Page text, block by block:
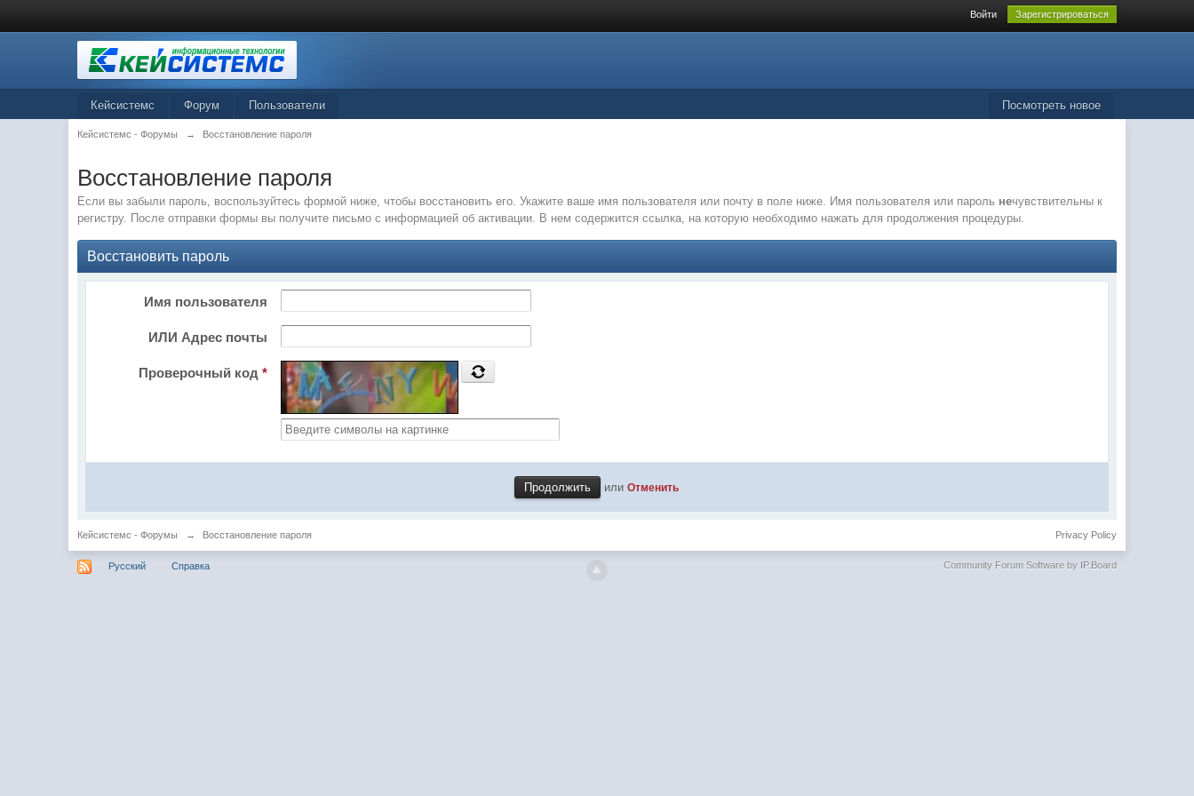
Войти Зарегистрироваться
Посмотреть новое
Кейсистемс Форум Пользователи
Кейсистемс - Форумы → Восстановление пароля
Восстановление пароля
Если вы забыли пароль, воспользуйтесь формой ниже, чтобы восстановить его. Укажите ваше имя пользователя или почту в поле ниже. Имя пользователя или пароль нечувствительны к
регистру. После отправки формы вы получите письмо с информацией об активации. В нем содержится ссылка, на которую необходимо нажать для продолжения процедуры.
Восстановить пароль
Имя пользователя
ИЛИ Адрес почты
Проверочный код*
илиОтменить
Кейсистемс - Форумы → Восстановление пароля Privacy Policy
Русский Справка Community Forum Software by IP.Board